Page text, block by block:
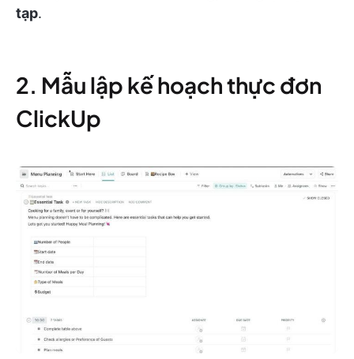
tạp.
2. Mẫu lập kế hoạch thực đơn
ClickUp